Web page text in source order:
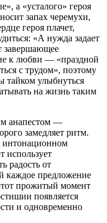
а «усталого» героя
запах черемухи,
героя плачет,
«А нужда задает
завершающее
к любви — «праздной
с трудом», поэтому
тайком улыбнуться
на жизнь таким
анапестом —
замедляет ритм.
интонационном
использует
радость от
каждое предложение
прожитый момент
появляется
и одновременно